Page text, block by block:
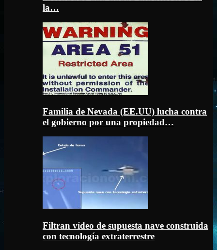
la…
Familia de Nevada (EE.UU) lucha contra
el gobierno por una propiedad…
Filtran vídeo de supuesta nave construida
con tecnología extraterrestre